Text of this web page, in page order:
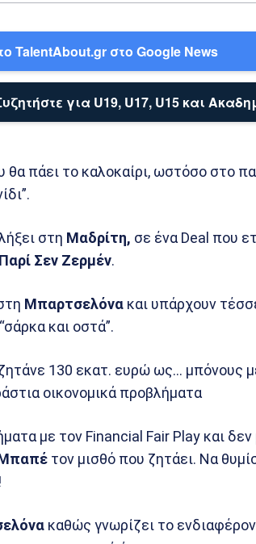
TalentAbout.gr στο Google News
για U19, U17, U15 και
πάει το καλοκαίρι, ωστόσο στο
στη Μαδρίτη, σε ένα Deal που
Παρί Σεν Ζερμέν.
Μπαρτσελόνα και υπάρχουν
και οστά”.
ζητάνε 130 εκατ. ευρώ ως… μπόνους
οικονομικά προβλήματα
με τον Financial Fair Play και
τον μισθό που ζητάει. Να
καθώς γνωρίζει το